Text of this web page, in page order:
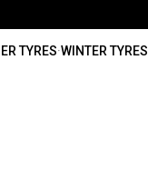
TYRES·WINTER TYRES